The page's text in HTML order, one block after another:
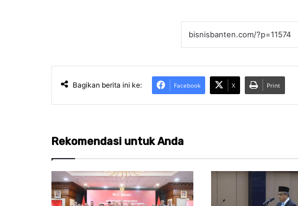
Bagikan berita ini ke: Facebook X Print
Rekomendasi untuk Anda